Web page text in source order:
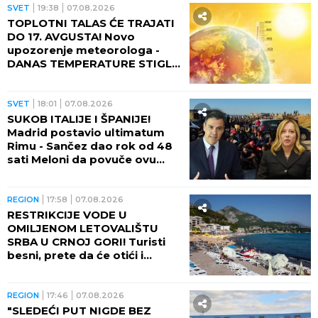
SVET 19:38 07.08.2026
TOPLOTNI TALAS ĆE TRAJATI
DO 17. AVGUSTA! Novo
upozorenje meteorologa -
DANAS TEMPERATURE STIGLE
SVET 18:01 07.08.2026
SUKOB ITALIJE I ŠPANIJE!
Madrid postavio ultimatum
Rimu - Sančez dao rok od 48
sati Meloni da povuče ovu
REGION 17:58 07.08.2026
RESTRIKCIJE VODE U
OMILJENOM LETOVALIŠTU
SRBA U CRNOJ GORI! Turisti
besni, prete da će otići i
REGION 17:46 07.08.2026
"SLEDEĆI PUT NIGDE BEZ